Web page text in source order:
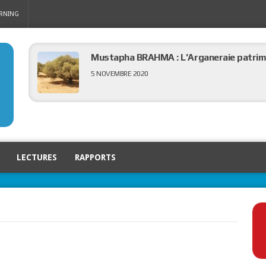
Mustapha BRAHMA : L’Arganeraie
5 NOVEMBRE 2020
5 NOVEMBRE 2020
Najoua MAAROUF: Les défis de la
LECTURES RAPPORTS